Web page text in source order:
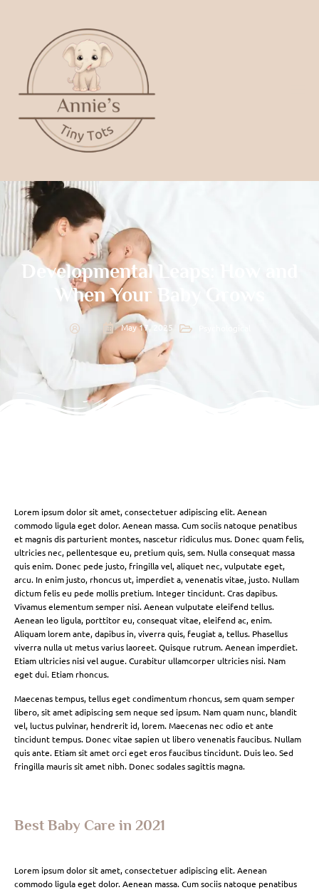
Developmental Leaps: How and
When Your Baby Grows
May 17, 2025
Lorem ipsum dolor sit amet, consectetuer adipiscing elit. Aenean
commodo ligula eget dolor. Aenean massa. Cum sociis natoque penatibus
et magnis dis parturient montes, nascetur ridiculus mus. Donec quam felis,
ultricies nec, pellentesque eu, pretium quis, sem. Nulla consequat massa
quis enim. Donec pede justo, fringilla vel, aliquet nec, vulputate eget,
arcu. In enim justo, rhoncus ut, imperdiet a, venenatis vitae, justo. Nullam
dictum felis eu pede mollis pretium. Integer tincidunt. Cras dapibus.
Vivamus elementum semper nisi. Aenean vulputate eleifend tellus.
Aenean leo ligula, porttitor eu, consequat vitae, eleifend ac, enim.
Aliquam lorem ante, dapibus in, viverra quis, feugiat a, tellus. Phasellus
viverra nulla ut metus varius laoreet. Quisque rutrum. Aenean imperdiet.
Etiam ultricies nisi vel augue. Curabitur ullamcorper ultricies nisi. Nam
eget dui. Etiam rhoncus.
Maecenas tempus, tellus eget condimentum rhoncus, sem quam semper
libero, sit amet adipiscing sem neque sed ipsum. Nam quam nunc, blandit
vel, luctus pulvinar, hendrerit id, lorem. Maecenas nec odio et ante
tincidunt tempus. Donec vitae sapien ut libero venenatis faucibus. Nullam
quis ante. Etiam sit amet orci eget eros faucibus tincidunt. Duis leo. Sed
fringilla mauris sit amet nibh. Donec sodales sagittis magna.
Best Baby Care in 2021
Lorem ipsum dolor sit amet, consectetuer adipiscing elit. Aenean
commodo ligula eget dolor. Aenean massa. Cum sociis natoque penatibus